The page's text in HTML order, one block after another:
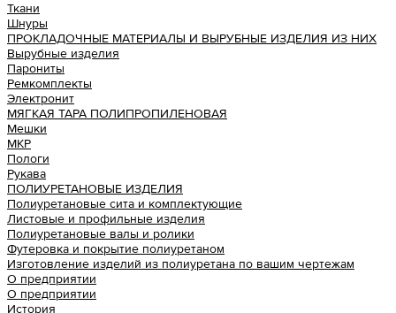
Ткани
Шнуры
ПРОКЛАДОЧНЫЕ МАТЕРИАЛЫ И ВЫРУБНЫЕ ИЗДЕЛИЯ ИЗ НИХ
Вырубные изделия
Парониты
Ремкомплекты
Электронит
МЯГКАЯ ТАРА ПОЛИПРОПИЛЕНОВАЯ
Мешки
МКР
Пологи
Рукава
ПОЛИУРЕТАНОВЫЕ ИЗДЕЛИЯ
Полиуретановые сита и комплектующие
Листовые и профильные изделия
Полиуретановые валы и ролики
Футеровка и покрытие полиуретаном
Изготовление изделий из полиуретана по вашим чертежам
О предприятии
О предприятии
История